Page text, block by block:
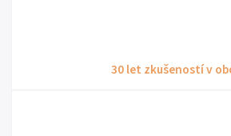
30 let zkušeností v